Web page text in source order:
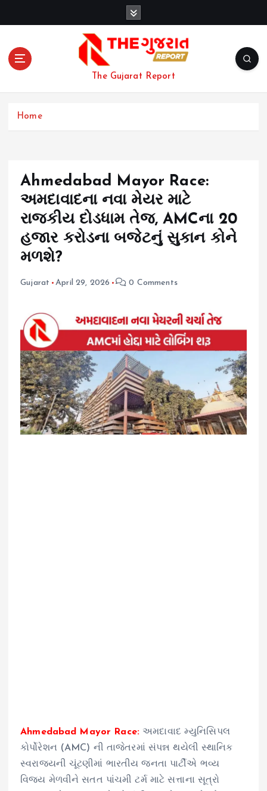
The Gujarat Report
Home
Ahmedabad Mayor Race:
અમદાવાદના નવા મેયર માટે
રાજકીય દોડધામ તેજ, AMCના 20
હજાર કરોડના બજેટનું સુકાન કોને
મળશે?
Gujarat April 29, 2026 0 Comments
Ahmedabad Mayor Race: અમદાવાદ મ્યુનિસિપલ
કોર્પોરેશન (AMC) ની તાજેતરમાં સંપન્ન થયેલી સ્થાનિક
સ્વરાજ્યની ચૂંટણીમાં ભારતીય જનતા પાર્ટીએ ભવ્ય
વિજય મેળવીને સતત પાંચમી ટર્મ માટે સત્તાના સૂત્રો